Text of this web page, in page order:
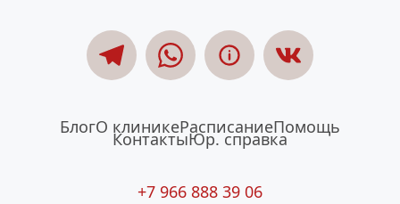
БлогО клиникеРасписаниеПомощь
КонтактыЮр. справка
+7 966 888 39 06